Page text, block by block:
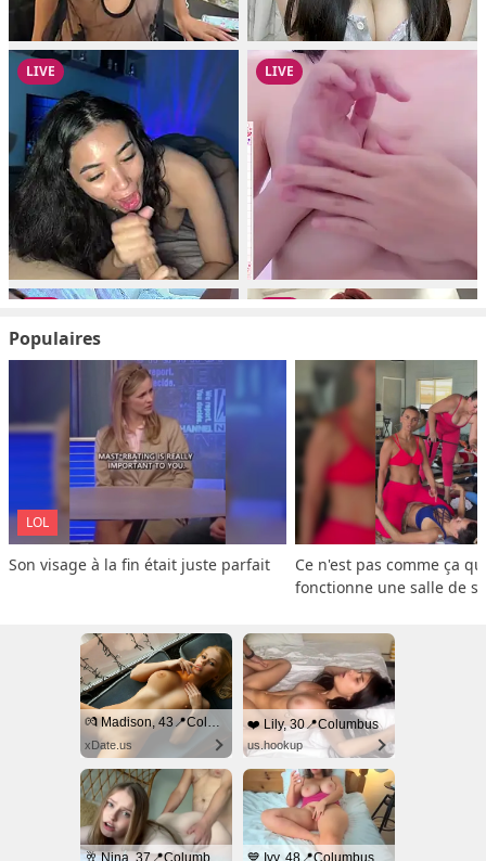
Populaires
LOL
Son visage à la fin était juste parfait
Ce n'est pas comme ça
fonctionne une salle de